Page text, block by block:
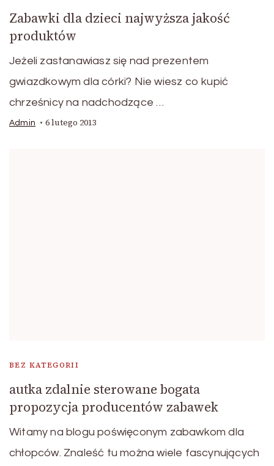
Zabawki dla dzieci najwyższa jakość
produktów
Jeżeli zastanawiasz się nad prezentem
gwiazdkowym dla córki? Nie wiesz co kupić
chrześnicy na nadchodzące …
Admin 6 lutego 2013
BEZ KATEGORII
autka zdalnie sterowane bogata
propozycja producentów zabawek
Witamy na blogu poświęconym zabawkom dla
chłopców. Znaleść tu można wiele fascynujących